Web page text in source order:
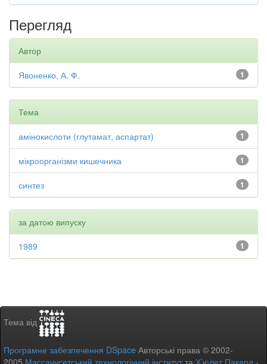
Перегляд
Автор
1
Явоненко, А. Ф.
Тема
1
амінокислоти (глутамат, аспартат)
1
мікроорганізми кишечника
1
синтез
за датою випуску
1
1989
Тема від
Програмне забезпечення DSpace Авторські права © 2002-
2005 Массачусетський технологічний інститутта Х’юлет Пакард -